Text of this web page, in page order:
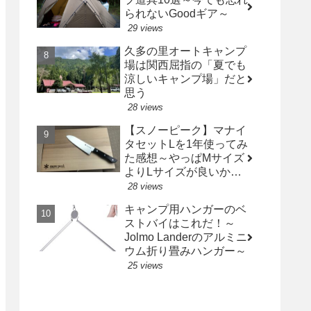
られないGoodギア～
29 views
久多の里オートキャンプ
場は関西屈指の「夏でも
涼しいキャンプ場」だと
思う
28 views
【スノーピーク】マナイ
タセットLを1年使ってみ
た感想～やっぱMサイズ
よりLサイズが良いかも
～
28 views
キャンプ用ハンガーのベ
ストバイはこれだ！～
Jolmo Landerのアルミニ
ウム折り畳みハンガー～
25 views